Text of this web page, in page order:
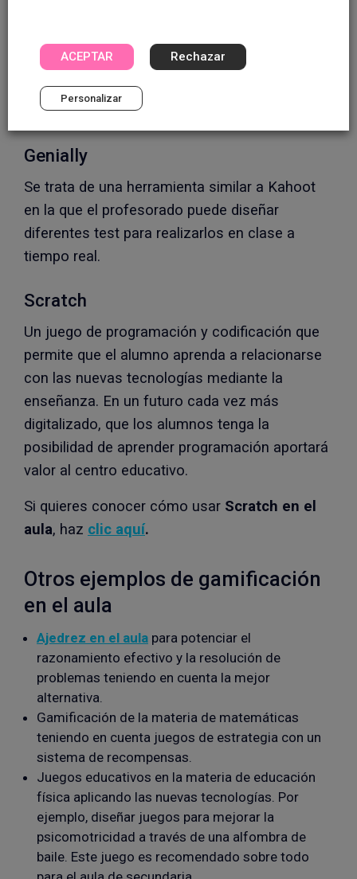
Además, los juegos de rol ayudan a que el
alumno potencie su memoria, ya que será
necesario que recuerde los elementos claves
que influyen a su personaje.
Genially
Se trata de una herramienta similar a Kahoot
en la que el profesorado puede diseñar
diferentes test para realizarlos en clase a
tiempo real.
Scratch
Un juego de programación y codificación que
permite que el alumno aprenda a relacionarse
con las nuevas tecnologías mediante la
enseñanza. En un futuro cada vez más
digitalizado, que los alumnos tenga la
posibilidad de aprender programación aportará
valor al centro educativo.
Si quieres conocer cómo usar Scratch en el
aula, haz clic aquí.
Otros ejemplos de gamificación
en el aula
Ajedrez en el aula para potenciar el
razonamiento efectivo y la resolución de
problemas teniendo en cuenta la mejor
alternativa.
Gamificación de la materia de matemáticas
teniendo en cuenta juegos de estrategia con un
sistema de recompensas.
Juegos educativos en la materia de educación
física aplicando las nuevas tecnologías. Por
ejemplo, diseñar juegos para mejorar la
psicomotricidad a través de una alfombra de
baile. Este juego es recomendado sobre todo
ACEPTAR Rechazar
Personalizar